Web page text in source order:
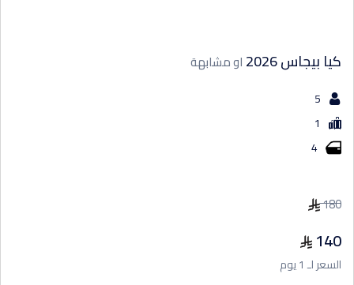
كيا بيجاس 2026 او مشابهة
5
1
4
180
140
السعر لـ 1 يوم